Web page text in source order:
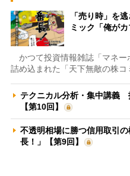
「売り時」を
ミック「俺が
かつて投資情報雑誌「マネー
詰め込まれた「天下無敵の株コ
テクニカル分析・集中講義
【第10回】
不透明相場に勝つ信用取引
長！」【第9回】